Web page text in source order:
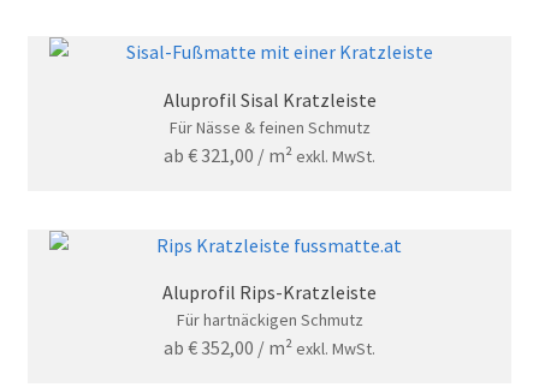
Aluprofil Sisal Kratzleiste
Für Nässe & feinen Schmutz
ab € 321,00 / m² exkl. MwSt.
Aluprofil Rips-Kratzleiste
Für hartnäckigen Schmutz
ab € 352,00 / m² exkl. MwSt.